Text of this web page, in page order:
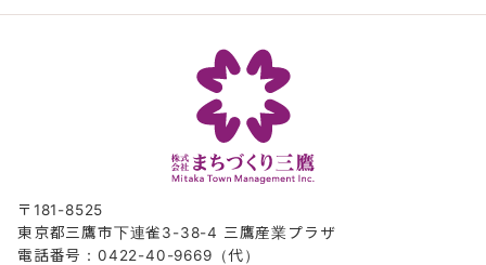
〒181-8525
東京都三鷹市下連雀3-38-4 三鷹産業プラザ
電話番号：0422-40-9669（代）